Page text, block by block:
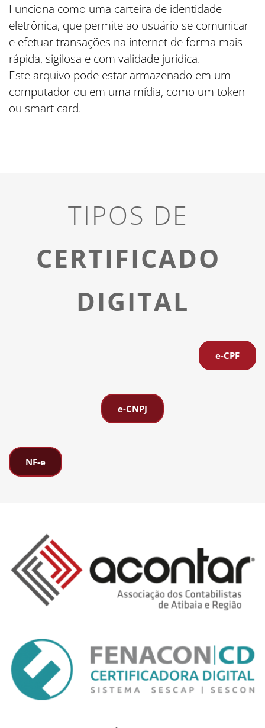
Funciona como uma carteira de identidade
eletrônica, que permite ao usuário se comunicar
e efetuar transações na internet de forma mais
rápida, sigilosa e com validade jurídica.
Este arquivo pode estar armazenado em um
computador ou em uma mídia, como um token
ou smart card.
CERTIFICADO
DIGITAL
e-CPF
e-CNPJ
NF-e